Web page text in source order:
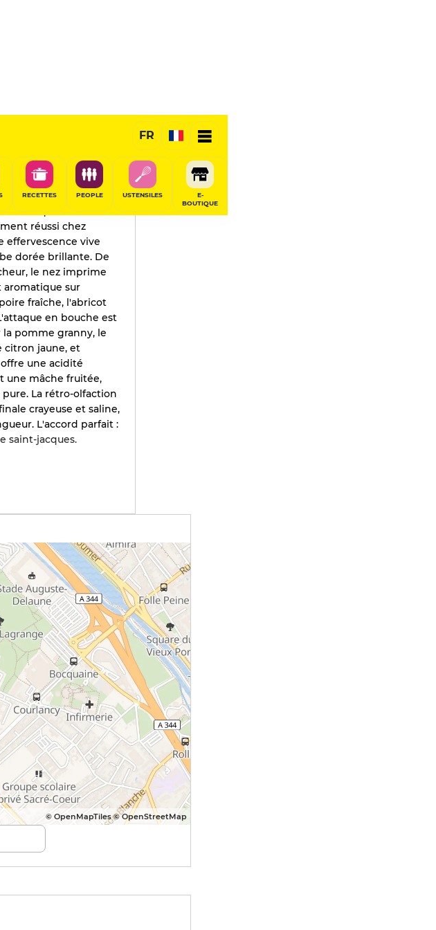
FR
RECETTES PEOPLE USTENSILES
E-
BOUTIQUE
PARTAGER
DE GAULT&MILLAU
année que ce 2008
réussi chez
effervescence vive
dorée brillante. De
le nez imprime
aromatique sur
fraîche, l'abricot
en bouche est
la pomme granny, le
citron jaune, et
une acidité
une mâche fruitée,
La rétro-olfaction
crayeuse et saline,
L'accord parfait :
saint-jacques.
© OpenMapTiles © OpenStreetMap